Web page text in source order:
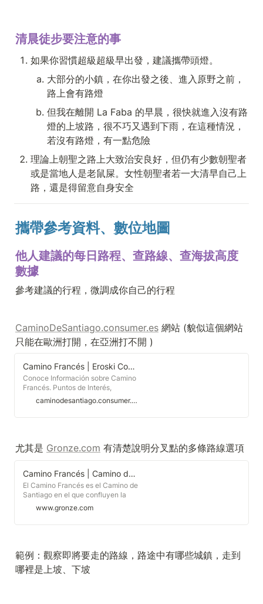
清晨徒步要注意的事
如果你習慣超級超級早出發，建議攜帶頭燈。
大部分的小鎮，在你出發之後、進入原野之前，
路上會有路燈
但我在離開 La Faba 的早晨，很快就進入沒有路
燈的上坡路，很不巧又遇到下雨，在這種情況，
若沒有路燈，有一點危險
理論上朝聖之路上大致治安良好，但仍有少數朝聖者
或是當地人是老鼠屎。女性朝聖者若一大清早自己上
路，還是得留意自身安全
攜帶參考資料、數位地圖
他人建議的每日路程、查路線、查海拔高度
數據
參考建議的行程，微調成你自己的行程
CaminoDeSantiago.consumer.es 網站 (貌似這個網站
只能在歐洲打開，在亞洲打不開 )
Camino Francés | Eroski Consumer
Conoce Información sobre Camino
Francés. Puntos de Interés,
Itinerario, Albergues, Monumentos
y Experiencias de otros peregrinos
caminodesantiago.consumer.es
尤其是 Gronze.com 有清楚說明分叉點的多條路線選項
Camino Francés | Camino de Santiago
El Camino Francés es el Camino de
Santiago en el que confluyen la
mayoría de las vías medievales de
peregrinación europeas, siendo por
tanto el camino de mayor
www.gronze.com
範例：觀察即將要走的路線，路途中有哪些城鎮，走到
哪裡是上坡、下坡